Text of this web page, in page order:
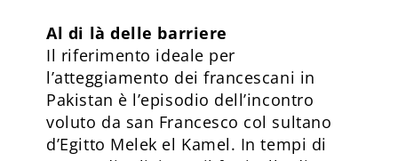
Al di là delle barriere
Il riferimento ideale per
l’atteggiamento dei francescani in
Pakistan è l’episodio dell’incontro
voluto da san Francesco col sultano
d’Egitto Melek el Kamel. In tempi di